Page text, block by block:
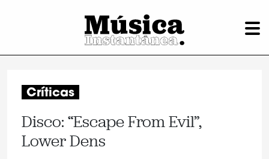
Críticas
Disco: “Escape From Evil”,
Lower Dens